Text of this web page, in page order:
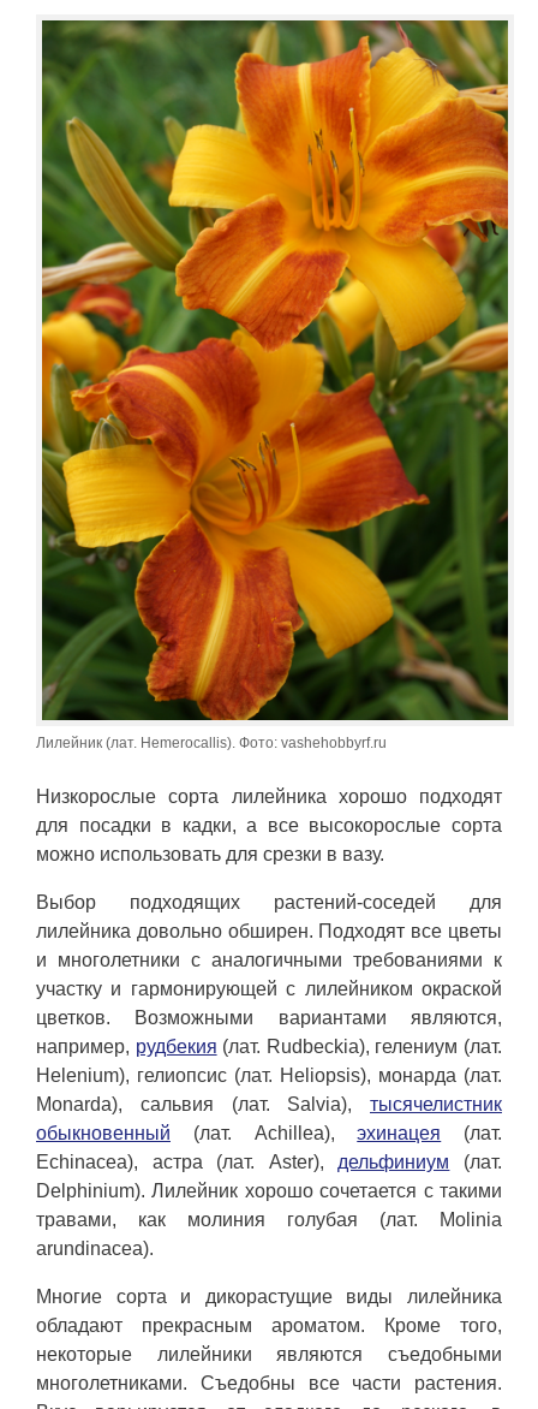
Лилейник (лат. Hemerocallis). Фото: vashehobbyrf.ru
Низкорослые сорта лилейника хорошо подходят
для посадки в кадки, а все высокорослые сорта
можно использовать для срезки в вазу.
Выбор подходящих растений-соседей для
лилейника довольно обширен. Подходят все цветы
и многолетники с аналогичными требованиями к
участку и гармонирующей с лилейником окраской
цветков. Возможными вариантами являются,
например, рудбекия (лат. Rudbeckia), гелениум (лат.
Helenium), гелиопсис (лат. Heliopsis), монарда (лат.
Monarda), сальвия (лат. Salvia), тысячелистник
обыкновенный (лат. Achillea),эхинацея (лат.
Echinacea), астра (лат. Aster), дельфиниум (лат.
Delphinium). Лилейник хорошо сочетается с такими
травами, как молиния голубая (лат. Molinia
arundinacea).
Многие сорта и дикорастущие виды лилейника
обладают прекрасным ароматом. Кроме того,
некоторые лилейники являются съедобными
многолетниками. Съедобны все части растения.